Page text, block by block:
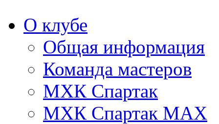
О клубе
Общая информация
Команда мастеров
МХК Спартак
МХК Спартак МАХ